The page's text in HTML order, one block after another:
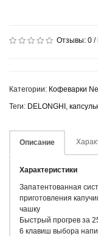
Отзывы: 0 /
Категории: Кофеварки
Теги: DELONGHI ,
Описание
Характеристики
Запатентованная
приготовления
чашку
Быстрый прогрев за
6 клавиш выбора